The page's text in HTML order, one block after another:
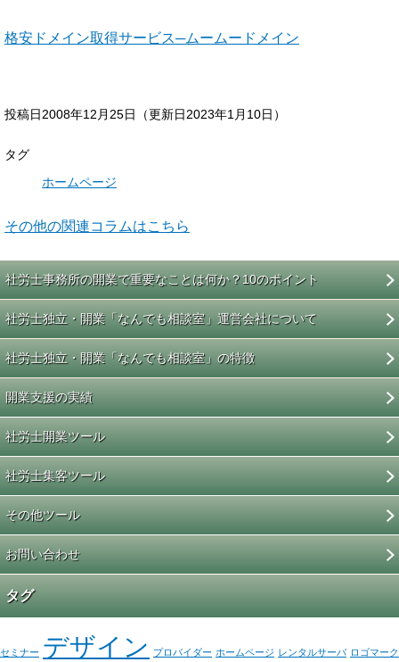
格安ドメイン取得サービス─ムームードメイン
投稿日2008年12月25日 （更新日2023年1月10日）
タグ
ホームページ
その他の関連コラムはこちら
社労士事務所の開業で重要なことは何か？10のポイント
社労士独立・開業「なんでも相談室」運営会社について
社労士独立・開業「なんでも相談室」の特徴
開業支援の実績
社労士開業ツール
社労士集客ツール
その他ツール
お問い合わせ
タグ
セミナー デザイン プロバイダー ホームページ レンタルサーバ ロゴマーク